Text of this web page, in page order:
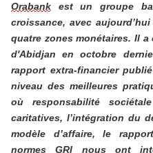
Orabank est un groupe
croissance, avec
quatre zones monétaires. Il
d'Abidjan en octobre
rapport extra-financier
niveau des meilleures
où responsabilité
caritatives, l’intégration du
modèle d’affaire, le
normes GRI nous ont